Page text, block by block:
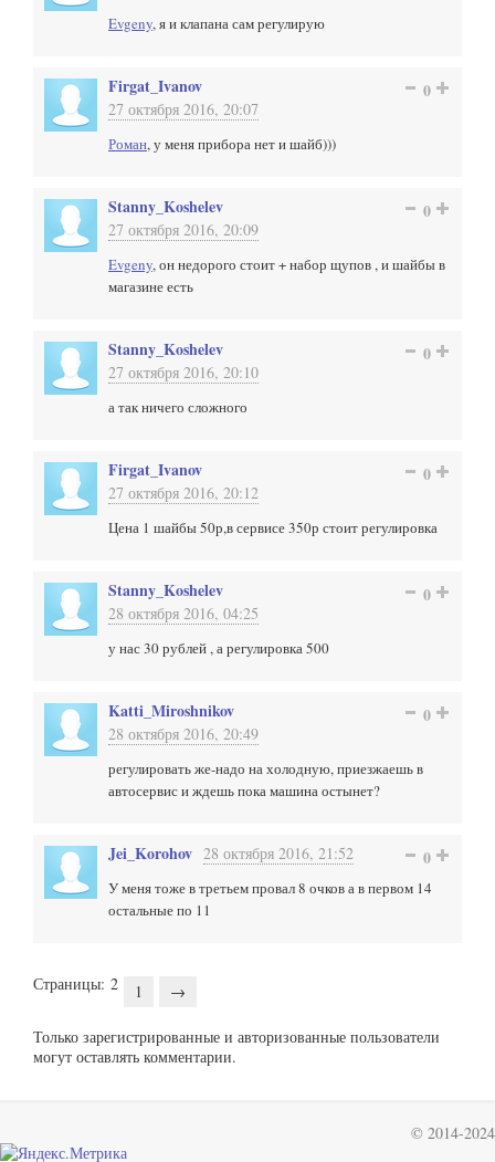
Evgeny, я и клапана сам регулирую
Firgat_Ivanov
27 октября 2016, 20:07
0
Роман, у меня прибора нет и шайб)))
Stanny_Koshelev
27 октября 2016, 20:09
0
Evgeny, он недорого стоит + набор щупов , и шайбы в
магазине есть
Stanny_Koshelev
27 октября 2016, 20:10
0
а так ничего сложного
Firgat_Ivanov
27 октября 2016, 20:12
0
Цена 1 шайбы 50р,в сервисе 350р стоит регулировка
Stanny_Koshelev
28 октября 2016, 04:25
0
у нас 30 рублей , а регулировка 500
Katti_Miroshnikov
28 октября 2016, 20:49
0
регулировать же-надо на холодную, приезжаешь в
автосервис и ждешь пока машина остынет?
Jei_Korohov 28 октября 2016, 21:52 0
У меня тоже в третьем провал 8 очков а в первом 14
остальные по 11
Страницы: 2 1 →
Только зарегистрированные и авторизованные пользователи
могут оставлять комментарии.
© 2014-2024